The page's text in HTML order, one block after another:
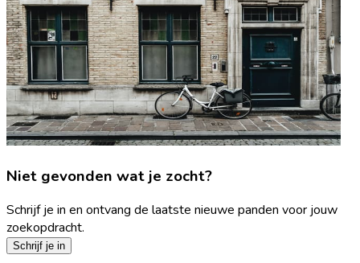
Niet gevonden wat je zocht?
Schrijf je in en ontvang de laatste nieuwe panden voor jouw
zoekopdracht.
Schrijf je in